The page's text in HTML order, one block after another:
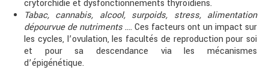
crytorchidie et dysfonctionnements thyroïdiens.
Tabac, cannabis, alcool, surpoids, stress, alimentation
dépourvue de nutriments…. Ces facteurs ont un impact sur
les cycles, l’ovulation, les facultés de reproduction pour soi
et pour sa descendance via les mécanismes
d’épigénétique.